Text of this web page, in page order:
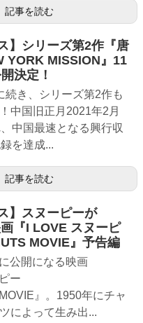
記事を読む
】シリーズ第2作『唐
YORK MISSION』11
決定！
続き、シリーズ第2作も
中国旧正月2021年2月
中国最速となる興行収
を達成...
記事を読む
】スヌーピーが
『I LOVE スヌーピ
MOVIE』予告編
公開になる映画
ー
』。1950︎年にチャ
によって生み出...